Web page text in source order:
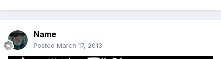
Name
Posted March 17, 2013